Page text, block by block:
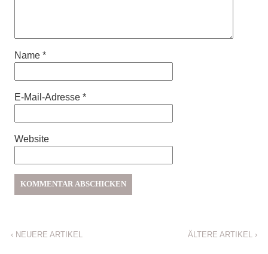
Name *
E-Mail-Adresse *
Website
‹NEUERE ARTIKEL ÄLTERE ARTIKEL ›